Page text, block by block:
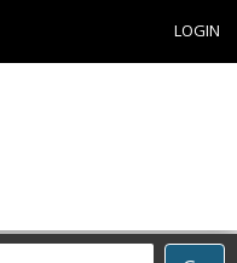
LOGIN